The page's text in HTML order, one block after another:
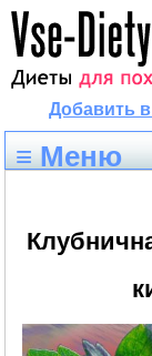
Добавить
≡ Меню